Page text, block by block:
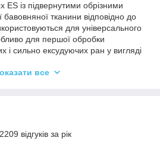
ES із підвернутими обрізними
тканини відповідно до
для універсального
для першої обробки
і сильно ексудуючих ран у вигляді
умовах та в лікарні.
все
відгуків за рік